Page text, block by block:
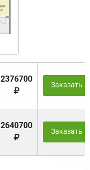
2376700
Заказать
2640700
Заказать